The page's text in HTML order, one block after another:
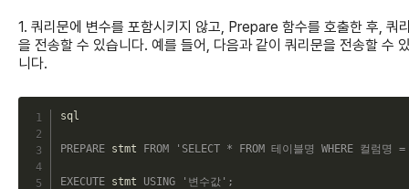
1. 쿼리문에 변수를 포함시키지 않고, Prepare 함수를 호출한 후, 쿼
을 전송할 수 있습니다. 예를 들어, 다음과 같이 쿼리문을 전송할 수
니다.
sql
PREPARE stmt FROM 'SELECT * FROM 테이블명 WHERE 컬럼명
EXECUTE stmt USING '변수값' ;